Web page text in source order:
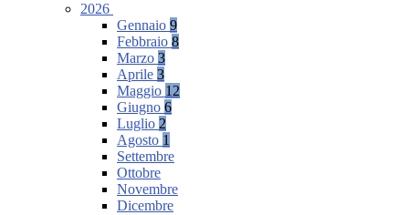
2026
Gennaio 9
Febbraio 8
Marzo 3
Aprile 3
Maggio 12
Giugno 6
Luglio 2
Agosto 1
Settembre
Ottobre
Novembre
Dicembre